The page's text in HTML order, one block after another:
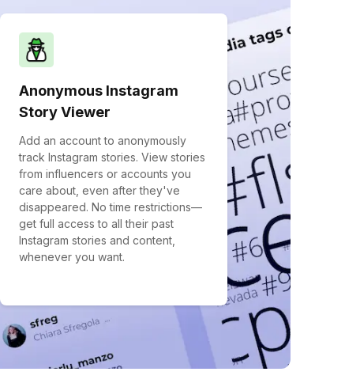
Anonymous Instagram
Story Viewer
Add an account to anonymously
track Instagram stories. View stories
from influencers or accounts you
care about, even after they've
disappeared. No time restrictions—
get full access to all their past
Instagram stories and content,
whenever you want.